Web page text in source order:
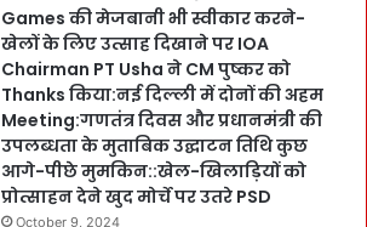
Games की मेजबानी भी स्वीकार करने-
खेलों के लिए उत्साह दिखाने पर IOA
Chairman PT Usha ने CM पुष्कर को
Thanks किया:नई दिल्ली में दोनों की अहम
Meeting:गणतंत्र दिवस और प्रधानमंत्री की
उपलब्धता के मुताबिक उद्घाटन तिथि कुछ
आगे-पीछे मुमकिन::खेल-खिलाड़ियों को
प्रोत्साहन देने खुद मोर्चे पर उतरे PSD
October 9, 2024